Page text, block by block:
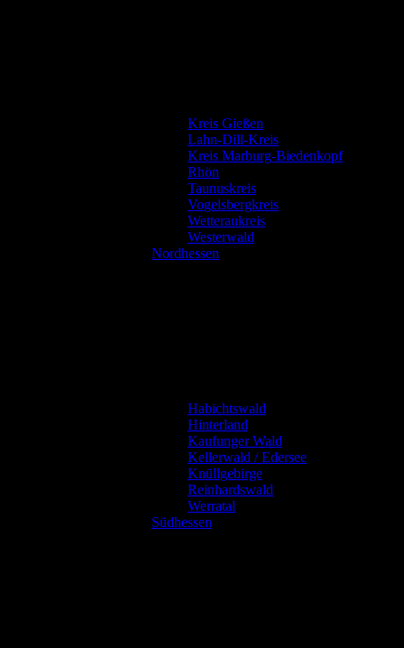
Kreis Gießen
Lahn-Dill-Kreis
Kreis Marburg-Biedenkopf
Rhön
Taunuskreis
Vogelsbergkreis
Wetteraukreis
Westerwald
Nordhessen
Habichtswald
Hinterland
Kaufunger Wald
Kellerwald / Edersee
Knüllgebirge
Reinhardswald
Werratal
Südhessen